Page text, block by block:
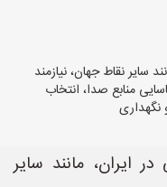
نقاط جهان، نیازمند
منابع صدا، انتخاب
ایران، مانند سایر